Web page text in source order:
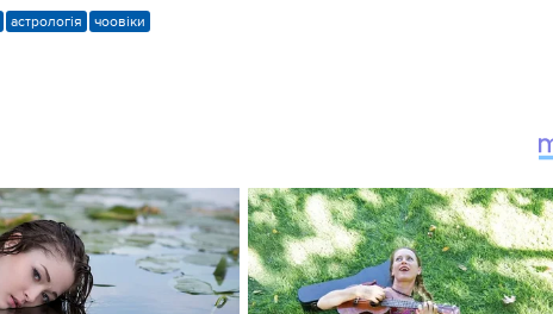
астрологія чоовіки